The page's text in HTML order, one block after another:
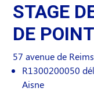
STAGE
DE
57 avenue de Reims
R1300200050
Aisne